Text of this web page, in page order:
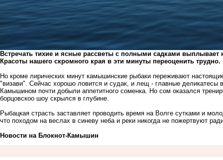
Встречать тихие и ясные рассветы с полными садками выплывает
Красоты нашего скромного края в эти минуты переоценить трудно.
Но кроме лирических минут камышинские рыбаки переживают
"визави". Сейчас хорошо ловится и судак, и лещ - главные
Камышином почти добыли аппетитного соменка. Но сом оказался
борцовскоо шоу скрылся в глубине.
Рыбацкая страсть заставляет проводить время на Волге сутками и
что походом на веслах в синеву неба и реки никогда не пожертвуют
Новости на Блoкнoт-Камышин